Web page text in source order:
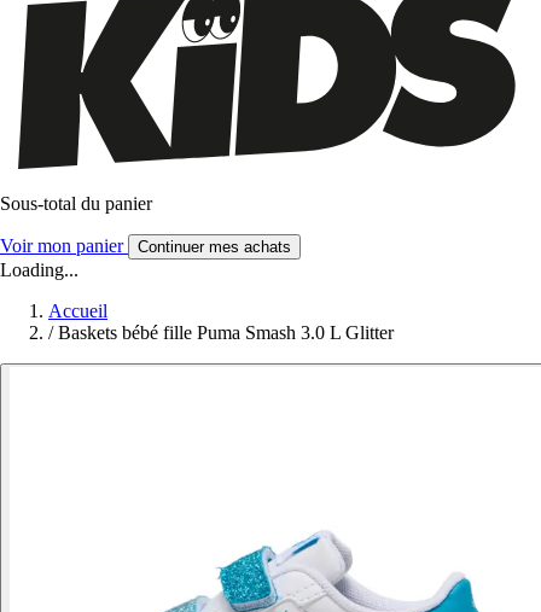
Sous-total du panier
Voir mon panier Continuer mes achats
Loading...
Accueil
/ Baskets bébé fille Puma Smash 3.0 L Glitter